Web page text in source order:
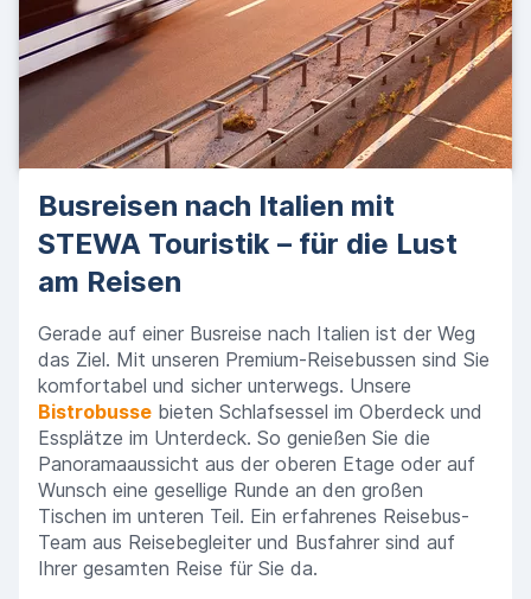
Busreisen nach Italien mit
STEWA Touristik – für die Lust
am Reisen
Gerade auf einer Busreise nach Italien ist der Weg
das Ziel. Mit unseren Premium-Reisebussen sind Sie
komfortabel und sicher unterwegs. Unsere
Bistrobusse bieten Schlafsessel im Oberdeck und
Essplätze im Unterdeck. So genießen Sie die
Panoramaaussicht aus der oberen Etage oder auf
Wunsch eine gesellige Runde an den großen
Tischen im unteren Teil. Ein erfahrenes Reisebus-
Team aus Reisebegleiter und Busfahrer sind auf
Ihrer gesamten Reise für Sie da.